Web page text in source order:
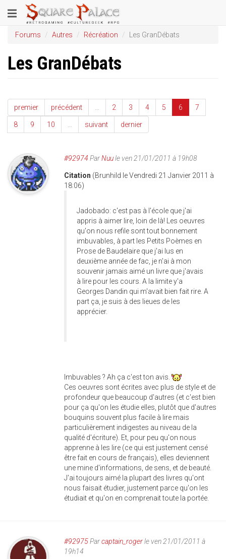
au
contenu
principal
Toggle
navigation
Forums Autres Récréation Les GranDébats
Les GranDébats
premier précédent 2 3 4 5 6 7
8 9 10 suivant dernier
#92974 ParNuule ven 21/01/2011 à 19h08
Citation (Brunhild le Vendredi 21 Janvier 2011 à
18:06)
Jadobado: c'est pas à l'école que j'ai
appris à aimer lire, loin de là! Les oeuvres
qu'on nous refile sont tout bonnement
imbuvables, à part les Petits Poèmes en
Prose de Baudelaire que j'ai lus en
deuxième année de fac, je n'ai à mon
souvenir jamais aimé un livre que j'avais
à lire pour les cours. A la limite y'a
Georges Dandin qui m'avait bien fait rire. A
part ça, je suis à des lieues de les
apprécier.
Imbuvables ? Ah ça c'est ton avis.
Ces oeuvres sont écrites avec plus de style et de
profondeur que beaucoup d'autres (et c'est bien
pour ça qu'on les étudie elles, plutôt que d'autres
bouquins souvent plus facile à lire mais
particulièrement indigestes au niveau de la
qualité d'écriture). Et, pour peu qu'on nous
apprenne à les lire (ce qui est justement censé
être fait en cours de français), elles deviennent
une mine d'informations, de sens, et de beauté.
J'ai toujours aimé la plupart des livres qu'ont
nous faisait étudier, justement parce qu'on les
étudiait et qu'on en comprenait toute la portée.
#92975Parcaptain_rogerle ven 21/01/2011 à
19h14